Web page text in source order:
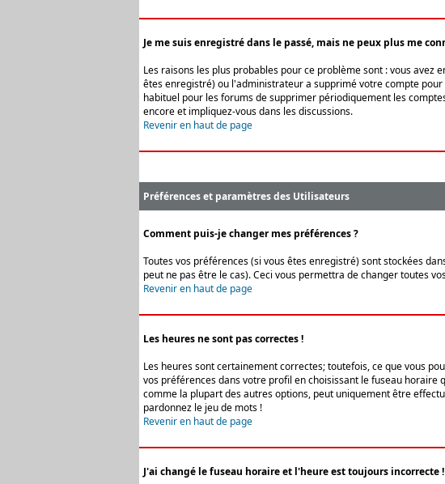
Je me suis enregistré dans le passé, mais ne peux plus me
Les raisons les plus probables pour ce problème sont : vous
êtes enregistré) ou l'administrateur a supprimé votre compte
habituel pour les forums de supprimer périodiquement les
encore et impliquez-vous dans les discussions.
Revenir en haut de page
Préférences et paramètres des Utilisateurs
Comment puis-je changer mes préférences ?
Toutes vos préférences (si vous êtes enregistré) sont stockées
peut ne pas être le cas). Ceci vous permettra de changer toutes
Revenir en haut de page
Les heures ne sont pas correctes !
Les heures sont certainement correctes; toutefois, ce que vous
vos préférences dans votre profil en choisissant le fuseau horaire
comme la plupart des autres options, peut uniquement être
pardonnez le jeu de mots !
Revenir en haut de page
J'ai changé le fuseau horaire et l'heure est toujours incorrecte !